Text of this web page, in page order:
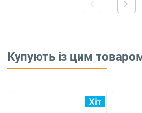
Купують із цим